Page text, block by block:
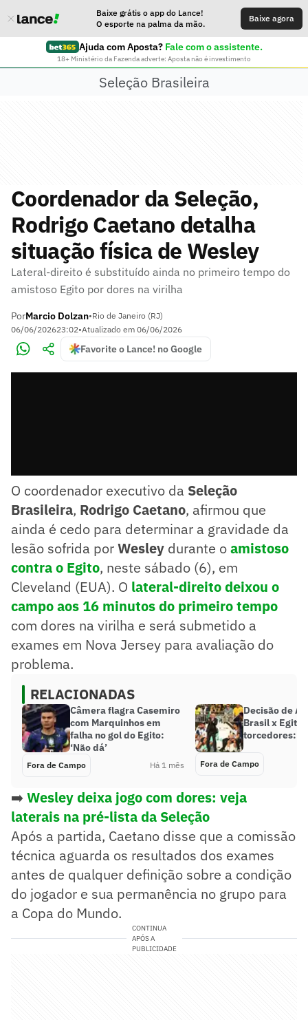
Baixe grátis o app do Lance!
O esporte na palma da mão.
Baixe agora
Ajuda com Aposta? Fale com o assistente.
18+ Ministério da Fazenda adverte: Aposta não é investimento
Seleção Brasileira
Coordenador da Seleção,
Rodrigo Caetano detalha
situação física de Wesley
Lateral-direito é substituído ainda no primeiro tempo do
amistoso Egito por dores na virilha
PorMarcio Dolzan•Rio de Janeiro (RJ)
06/06/202623:02•Atualizado em 06/06/2026
Favorite o Lance! no Google
O coordenador executivo da Seleção
Brasileira, Rodrigo Caetano, afirmou que
ainda é cedo para determinar a gravidade da
lesão sofrida porWesley durante oamistoso
contra o Egito, neste sábado (6), em
Cleveland (EUA). O lateral-direito deixou o
campo aos 16 minutos do primeiro tempo
com dores na virilha e será submetido a
exames em Nova Jersey para avaliação do
problema.
RELACIONADAS
Câmera flagra Casemiro
com Marquinhos em
falha no gol do Egito:
‘Não dá’
Fora de Campo Há 1 mês
Decisão de
Brasil x Egito
torcedores:
Fora de Campo
➡️ Wesley deixa jogo com dores: veja
laterais na pré-lista da Seleção
Após a partida, Caetano disse que a comissão
técnica aguarda os resultados dos exames
antes de qualquer definição sobre a condição
do jogador e sua permanência no grupo para
a Copa do Mundo.
CONTINUA
APÓS A
PUBLICIDADE